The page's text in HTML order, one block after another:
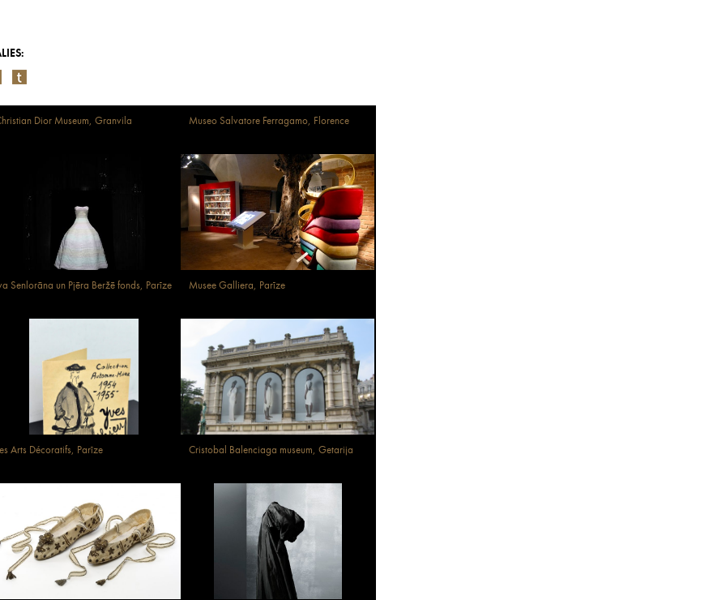
Dior Museum, Granvila Museo Salvatore Ferragamo, Florence
Senlorāna un Pjēra Beržē fonds, Parīze Musee Galliera, Parīze
Arts Décoratifs, Parīze Cristobal Balenciaga museum, Getarija